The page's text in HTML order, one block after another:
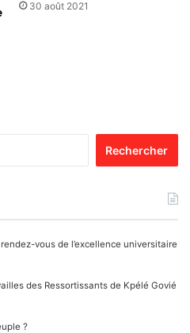
30 août 2021
vous de l’excellence universitaire
des Ressortissants de Kpélé Govié
?